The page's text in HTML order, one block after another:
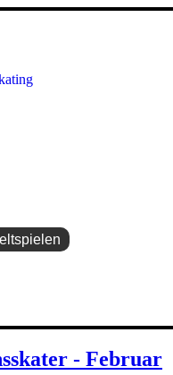
- Februar